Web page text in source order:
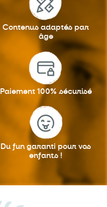
Contenus adaptés par
âge
Paiement 100% sécurisé
Du fun garantipour vos
enfants !